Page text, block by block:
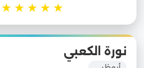
★
★
★
★
★
نورة الكعبي